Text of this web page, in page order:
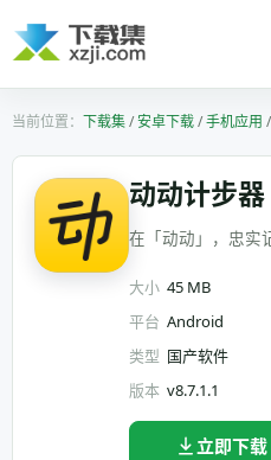
下载集/安卓下载/手机应用 /
动动计步
在「动动」，忠实
大小 45 MB
平台 Android
类型 国产软件
版本 v8.7.1.1
立即下载